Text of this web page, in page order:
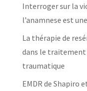
Interroger sur la
l’anamnese est
La thérapie de
dans le
traumatique
EMDR de Shapiro